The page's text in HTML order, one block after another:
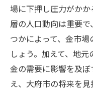
場に下押し圧力がか
層の人口動向は重要
つかによって、金市
しょう。加えて、地元
金の需要に影響を及
え、大府市の将来を